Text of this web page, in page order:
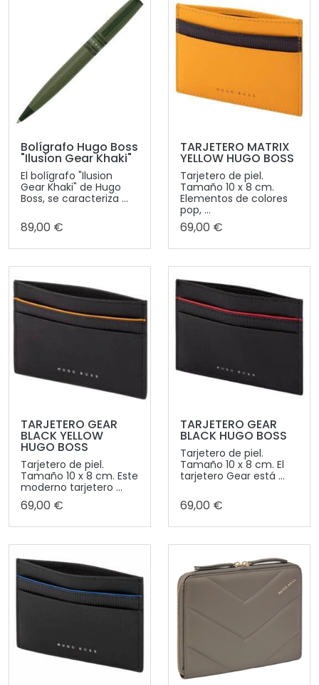
Bolígrafo Hugo Boss
"Ilusion Gear Khaki"
El bolígrafo "Ilusion
Gear Khaki" de Hugo
Boss, se caracteriza ...
89,00 €
TARJETERO MATRIX
YELLOW HUGO BOSS
Tarjetero de piel.
Tamaño 10 x 8 cm.
Elementos de colores
pop, ...
69,00 €
TARJETERO GEAR
BLACK YELLOW
HUGO BOSS
Tarjetero de piel.
Tamaño 10 x 8 cm. Este
moderno tarjetero ...
69,00 €
TARJETERO GEAR
BLACK HUGO BOSS
Tarjetero de piel.
Tamaño 10 x 8 cm. El
tarjetero Gear está ...
69,00 €